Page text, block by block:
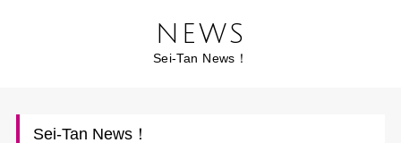
NEWS
Sei-Tan News！
Sei-Tan News！